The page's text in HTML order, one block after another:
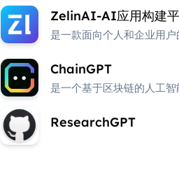
ZelinAI-AI应用构建
是一款面向个人和企业用
ChainGPT
是一个基于区块链的人工智
ResearchGPT